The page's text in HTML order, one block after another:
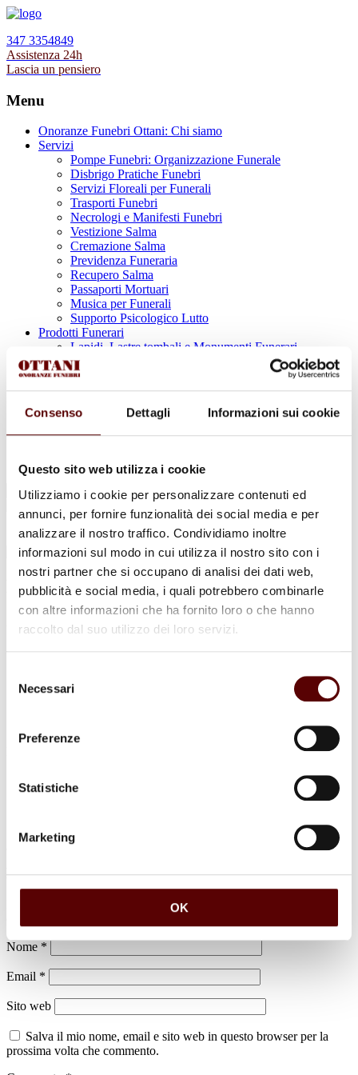
Consenso Dettagli Informazioni sui cookie
Questo sito web utilizza i cookie
Utilizziamo i cookie per personalizzare contenuti ed
annunci, per fornire funzionalità dei social media e per
analizzare il nostro traffico. Condividiamo inoltre
informazioni sul modo in cui utilizza il nostro sito con i
nostri partner che si occupano di analisi dei dati web,
pubblicità e social media, i quali potrebbero combinarle
con altre informazioni che ha fornito loro o che hanno
raccolto dal suo utilizzo dei loro servizi.
delNecessari
Preferenze
Statistiche
Marketing
OK
347 3354849
Assistenza 24h
Lascia un pensiero
Menu
Onoranze Funebri Ottani: Chi siamo
Servizi
Pompe Funebri: Organizzazione Funerale
Disbrigo Pratiche Funebri
Servizi Floreali per Funerali
Trasporti Funebri
Necrologi e Manifesti Funebri
Vestizione Salma
Cremazione Salma
Previdenza Funeraria
Recupero Salma
Passaporti Mortuari
Musica per Funerali
Supporto Psicologico Lutto
Prodotti Funerari
Lapidi, Lastre tombali e Monumenti Funerari
Urne Cinerarie
Allestimento Funebre
Cofani Funebri
In caso di decesso
Necrologi
News
Info e Contatti
Cerca
per:
Enzo Fantini
21 Gennaio 1933 - 6 Maggio 2022
Lascia un commento
Il tuo indirizzo email non sarà pubblicato.
Nome *
Email *
Sito web
Salva il mio nome, email e sito web in questo browser per la
prossima volta che commento.